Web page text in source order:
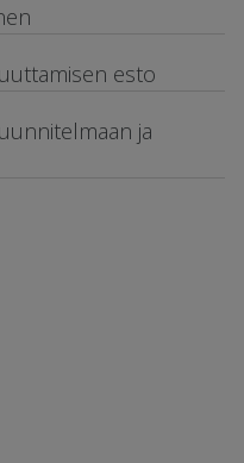
esto
ja